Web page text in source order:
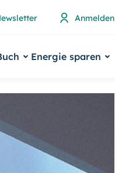
Anmelden
Energie sparen